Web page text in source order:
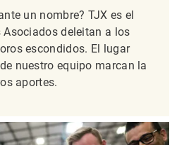
un nombre? TJX es el
deleitan a los
escondidos. El lugar
nuestro equipo marcan la
aportes.